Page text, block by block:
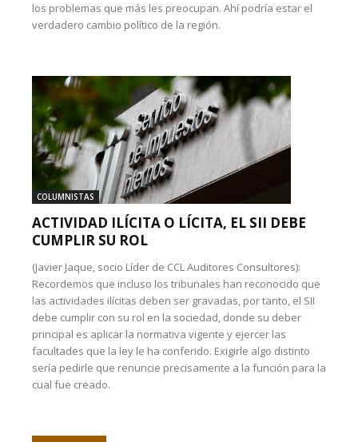
los problemas que más les preocupan. Ahí podría estar el
verdadero cambio político de la región.
COLUMNISTAS
ACTIVIDAD ILÍCITA O LÍCITA, EL SII DEBE
CUMPLIR SU ROL
(Javier Jaque, socio Líder de CCL Auditores Consultores):
Recordemos que incluso los tribunales han reconocido que
las actividades ilícitas deben ser gravadas, por tanto, el SII
debe cumplir con su rol en la sociedad, donde su deber
principal es aplicar la normativa vigente y ejercer las
facultades que la ley le ha conferido. Exigirle algo distinto
sería pedirle que renuncie precisamente a la función para la
cual fue creado.